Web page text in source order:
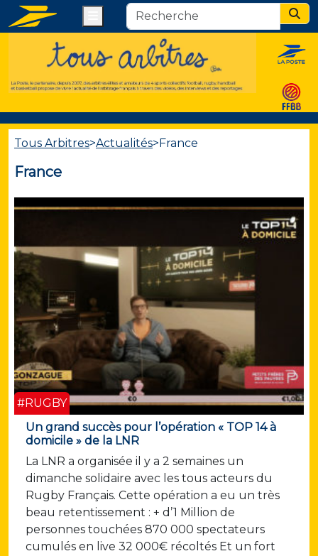
Tous Arbitres>Actualités> France
France
#RUGBY
Un grand succès pour l’opération « TOP 14 à
domicile » de la LNR
La LNR a organisée il y a 2 semaines un
dimanche solidaire avec les tous acteurs du
Rugby Français. Cette opération a eu un très
beau retentissement : + d’1 Million de
personnes touchées 870 000 spectateurs
cumulés en live 32 000€ récoltés Et un fort